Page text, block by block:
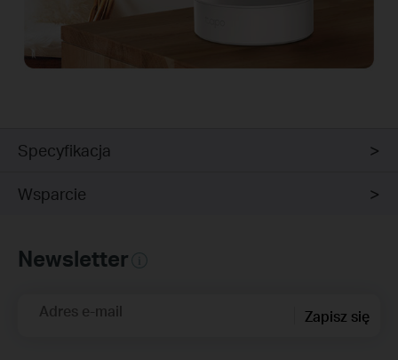
Specyfikacja
Wsparcie
Newsletter
Adres e-mail Zapisz się